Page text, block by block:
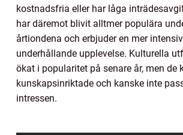
kostnadsfria eller har låga
har däremot blivit alltmer populära
årtiondena och erbjuder en mer
underhållande upplevelse. Kulturella
ökat i popularitet på senare år, men de
kunskapsinriktade och kanske inte
intressen.